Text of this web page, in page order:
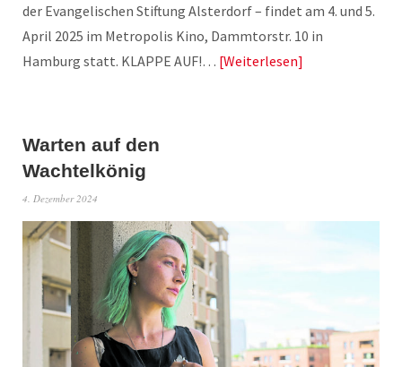
der Evangelischen Stiftung Alsterdorf – findet am 4. und 5.
April 2025 im Metropolis Kino, Dammtorstr. 10 in
Hamburg statt. KLAPPE AUF!… Weiterlesen
Warten auf den
Wachtelkönig
4. Dezember 2024